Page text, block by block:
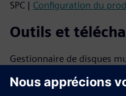
SPC | Configuration du
Outils et
Gestionnaire de disques
TIA Portal STEP 7 |Logiciel